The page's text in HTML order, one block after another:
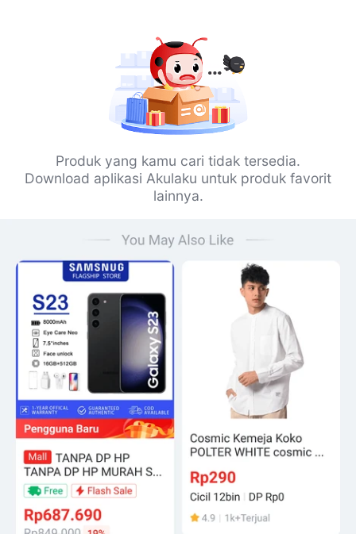
Produk yang kamu cari tidak tersedia.
Download aplikasi Akulaku untuk produk favorit
lainnya.